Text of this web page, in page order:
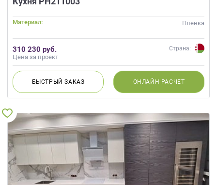
Материал: Пленка
310 230 руб.
Цена за проект
Страна:
БЫСТРЫЙЗАКАЗ ОНЛАЙН РАСЧЕТ